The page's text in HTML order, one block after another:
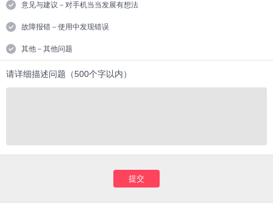
意见与建议－对手机当当发展有想法
故障报错－使用中发现错误
其他－其他问题
请详细描述问题（500个字以内）
提交